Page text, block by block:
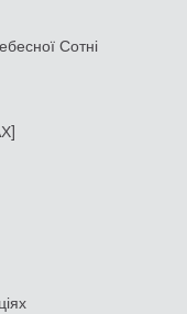
Сотні